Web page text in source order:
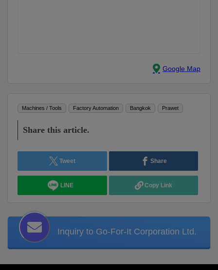
Google Map
Machines / Tools Factory Automation Bangkok Prawet
Share this article.
Tweet Share
LINE Copy Link
Inquiry to Go-For-It Corporation Ltd.